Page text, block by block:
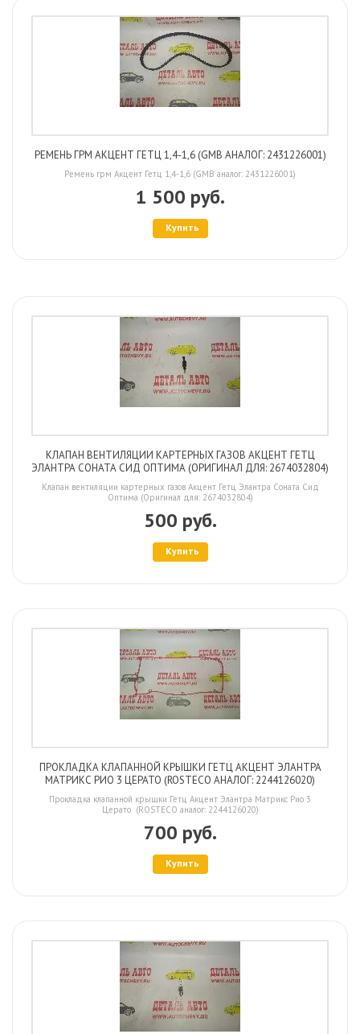
РЕМЕНЬ ГРМ АКЦЕНТ ГЕТЦ 1,4-1,6 (GMB АНАЛОГ: 2431226001)
Ремень грм Акцент Гетц 1,4-1,6 (GMB аналог: 2431226001)
1 500 руб.
Купить
КЛАПАН ВЕНТИЛЯЦИИ КАРТЕРНЫХ ГАЗОВ АКЦЕНТ ГЕТЦ
ЭЛАНТРА СОНАТА СИД ОПТИМА (ОРИГИНАЛ ДЛЯ: 2674032804)
Клапан вентиляции картерных газов Акцент Гетц Элантра Соната Сид
Оптима (Оригинал для: 2674032804)
500 руб.
Купить
ПРОКЛАДКА КЛАПАННОЙ КРЫШКИ ГЕТЦ АКЦЕНТ ЭЛАНТРА
МАТРИКС РИО 3 ЦЕРАТО (ROSTECO АНАЛОГ: 2244126020)
Прокладка клапанной крышки Гетц Акцент Элантра Матрикс Рио 3
Церато (ROSTECO аналог: 2244126020)
700 руб.
Купить